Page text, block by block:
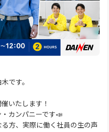
です。
いたします！
カンパニーです📣
方、実際に働く社員の生の声